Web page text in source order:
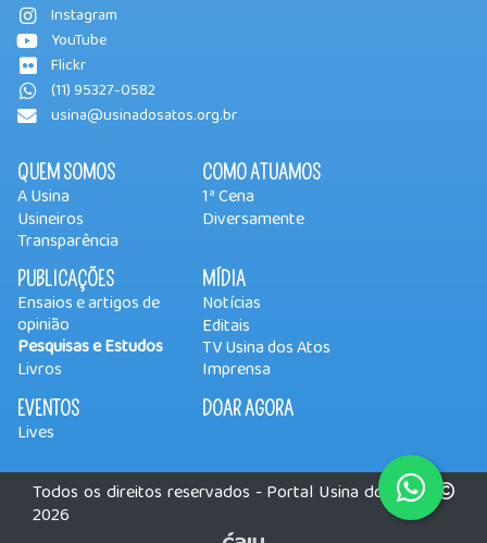
Instagram
YouTube
Flickr
(11) 95327-0582
usina@usinadosatos.org.br
QUEM SOMOS
A Usina
Usineiros
Transparência
COMO ATUAMOS
1ª Cena
Diversamente
PUBLICAÇÕES
Ensaios e artigos de
opinião
Pesquisas e Estudos
Livros
MÍDIA
Notícias
Editais
TV Usina dos Atos
Imprensa
EVENTOS
Lives
DOAR AGORA
Todos os direitos reservados - Portal Usina dos Atos
2026